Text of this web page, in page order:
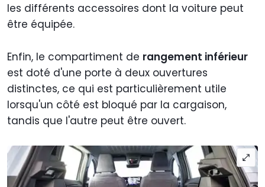
les différents accessoires dont la voiture peut
être équipée.
Enfin, le compartiment de rangement inférieur
est doté d'une porte à deux ouvertures
distinctes, ce qui est particulièrement utile
lorsqu'un côté est bloqué par la cargaison,
tandis que l'autre peut être ouvert.